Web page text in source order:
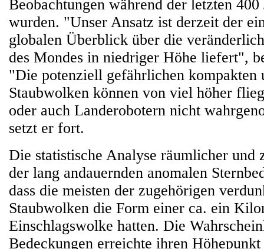
Beobachtungen während der letzten 400
wurden. "Unser Ansatz ist derzeit der
globalen Überblick über die
des Mondes in niedriger Höhe liefert",
"Die potenziell gefährlichen kompakten
Staubwolken können von viel höher
oder auch Landerobotern nicht
setzt er fort.
Die statistische Analyse räumlicher und
der lang andauernden anomalen
dass die meisten der zugehörigen
Staubwolken die Form einer ca. ein
Einschlagswolke hatten. Die
Bedeckungen erreichte ihren Höhepunkt